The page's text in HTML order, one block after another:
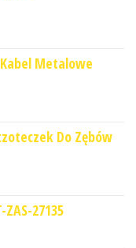
Metalowe
Do Zębów
ZAS-27135